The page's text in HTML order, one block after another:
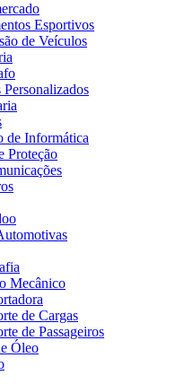
Esportivos
de Veículos
Personalizados
de Informática
Proteção
Mecânico
de Cargas
de Passageiros
Óleo